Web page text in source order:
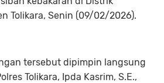
Tolikara, Senin (09/02/2026).
tersebut dipimpin langsung
Tolikara, Ipda Kasrim, S.E.,